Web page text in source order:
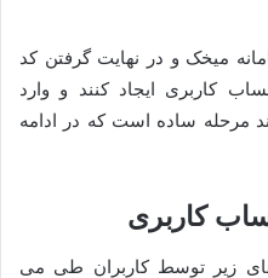
میخک و در نهایت گرفتن کد
کاربری ایجاد کنند و وارد
مرحله ساده است که در ادامه
کاربری
زیر توسط کاربران طی می